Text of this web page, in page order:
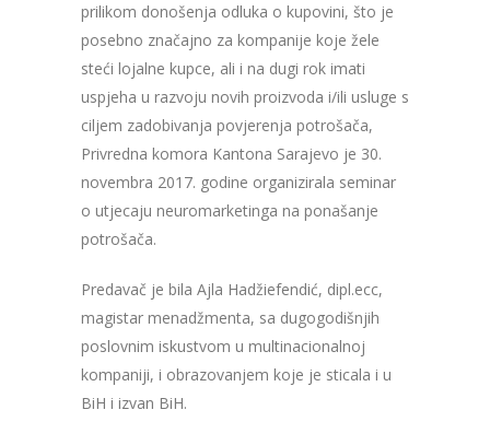
prilikom donošenja odluka o kupovini, što je
posebno značajno za kompanije koje žele
steći lojalne kupce, ali i na dugi rok imati
uspjeha u razvoju novih proizvoda i/ili usluge s
ciljem zadobivanja povjerenja potrošača,
Privredna komora Kantona Sarajevo je 30.
novembra 2017. godine organizirala seminar
o utjecaju neuromarketinga na ponašanje
potrošača.
Predavač je bila Ajla Hadžiefendić, dipl.ecc,
magistar menadžmenta, sa dugogodišnjih
poslovnim iskustvom u multinacionalnoj
kompaniji, i obrazovanjem koje je sticala i u
BiH i izvan BiH.